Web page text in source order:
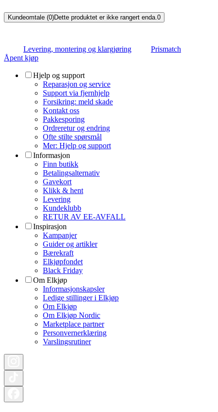
Kundeomtale (0)Dette produktet er ikke rangert enda.0
Levering, montering og klargjøring
Prismatch
Åpent kjøp
Hjelp og support
Reparasjon og service
Support via fjernhjelp
Forsikring: meld skade
Kontakt oss
Pakkesporing
Ordreretur og endring
Ofte stilte spørsmål
Mer: Hjelp og support
Informasjon
Finn butikk
Betalingsalternativ
Gavekort
Klikk & hent
Levering
Kundeklubb
RETUR AV EE-AVFALL
Inspirasjon
Kampanjer
Guider og artikler
Bærekraft
Elkjøpfondet
Black Friday
Om Elkjøp
Informasjonskapsler
Ledige stillinger i Elkjøp
Om Elkjøp
Om Elkjøp Nordic
Marketplace partner
Personvernerklæring
Varslingsrutiner